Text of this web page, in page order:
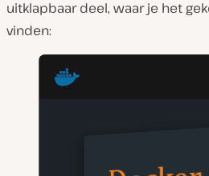
uitklapbaar deel, waar je het
vinden: